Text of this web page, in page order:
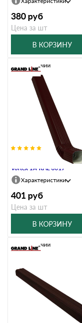
380 руб
Цена за шт
В КОРЗИНУ
Труба прямоугольная с
Vortex 1м RAL 8017
В наличии
Характеристики
401 руб
Цена за шт
В КОРЗИНУ
В наличии